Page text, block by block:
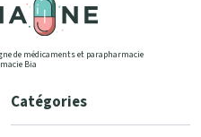
de médicaments et parapharmacie
Bia
Catégories